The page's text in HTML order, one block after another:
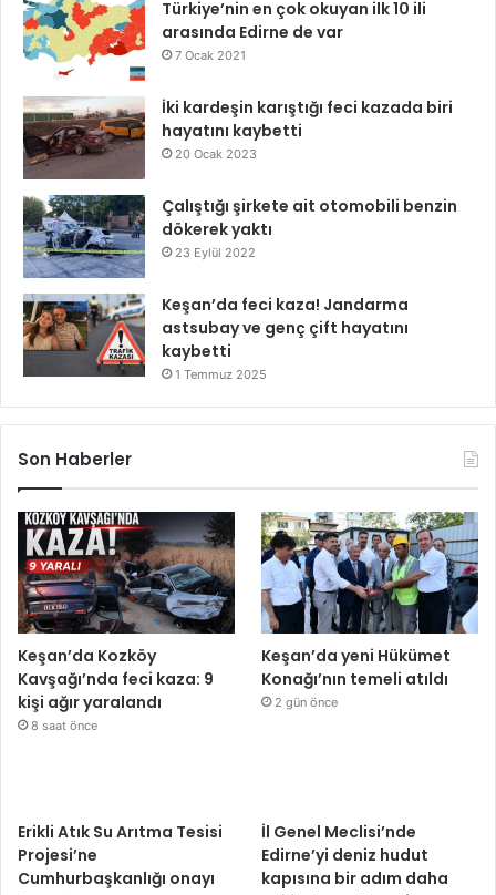
Türkiye’nin en çok okuyan ilk 10 ili
arasında Edirne de var
7 Ocak 2021
İki kardeşin karıştığı feci kazada biri
hayatını kaybetti
20 Ocak 2023
Çalıştığı şirkete ait otomobili benzin
dökerek yaktı
23 Eylül 2022
Keşan’da feci kaza! Jandarma
astsubay ve genç çift hayatını
kaybetti
1 Temmuz 2025
Son Haberler
Keşan’da Kozköy
Kavşağı’nda feci kaza: 9
kişi ağır yaralandı
8 saat önce
Keşan’da yeni Hükümet
Konağı’nın temeli atıldı
2 gün önce
Erikli Atık Su Arıtma Tesisi
Projesi’ne
Cumhurbaşkanlığı onayı
İl Genel Meclisi’nde
Edirne’yi deniz hudut
kapısına bir adım daha